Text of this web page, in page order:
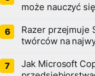
może nauczyć
Razer przejmuje
twórców na
Jak Microsoft